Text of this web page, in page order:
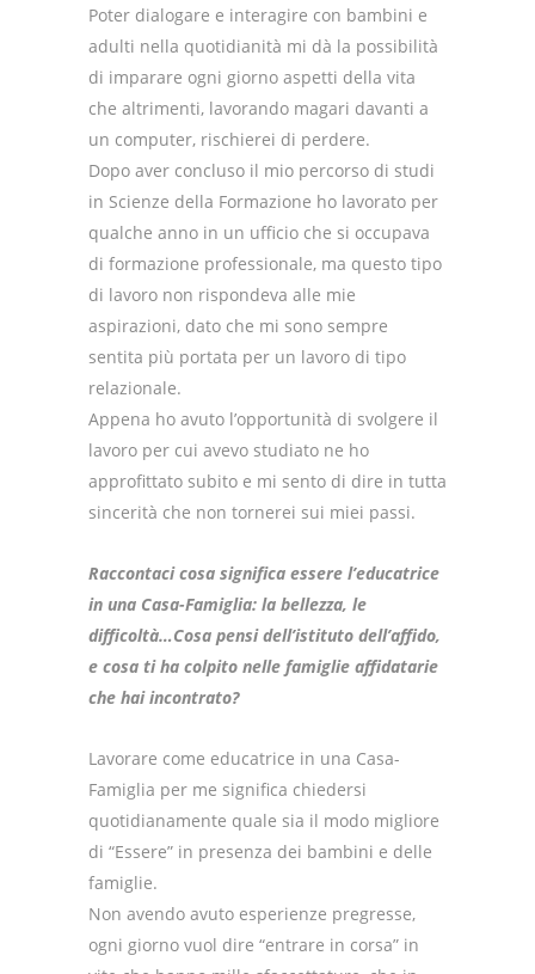
Poter dialogare e interagire con bambini e
adulti nella quotidianità mi dà la possibilità
di imparare ogni giorno aspetti della vita
che altrimenti, lavorando magari davanti a
un computer, rischierei di perdere.
Dopo aver concluso il mio percorso di studi
in Scienze della Formazione ho lavorato per
qualche anno in un ufficio che si occupava
di formazione professionale, ma questo tipo
di lavoro non rispondeva alle mie
aspirazioni, dato che mi sono sempre
sentita più portata per un lavoro di tipo
relazionale.
Appena ho avuto l’opportunità di svolgere il
lavoro per cui avevo studiato ne ho
approfittato subito e mi sento di dire in tutta
sincerità che non tornerei sui miei passi.
Raccontaci cosa significa essere l’educatrice
in una Casa-Famiglia: la bellezza, le
difficoltà…Cosa pensi dell’istituto dell’affido,
e cosa ti ha colpito nelle famiglie affidatarie
che hai incontrato?
Lavorare come educatrice in una Casa-
Famiglia per me significa chiedersi
quotidianamente quale sia il modo migliore
di “Essere” in presenza dei bambini e delle
famiglie.
Non avendo avuto esperienze pregresse,
ogni giorno vuol dire “entrare in corsa” in